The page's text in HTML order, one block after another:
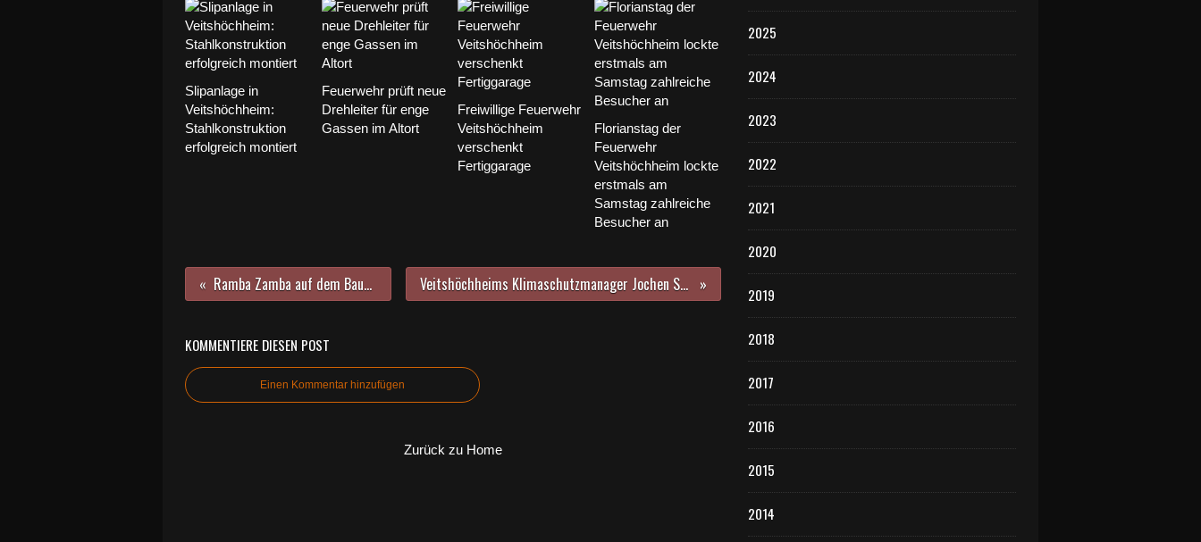
Slipanlage in
Veitshöchheim:
Stahlkonstruktion
erfolgreich montiert
Feuerwehr prüft neue
Drehleiter für enge
Gassen im Altort
Freiwillige Feuerwehr
Veitshöchheim
verschenkt
Fertiggarage
Florianstag der
Feuerwehr
Veitshöchheim lockte
erstmals am
Samstag zahlreiche
Besucher an
Ramba Zamba auf dem Bauernhof beim Frühlingsfest des Kindergartens St. Martin Veitshöchheims Klimaschutzmanager Jochen Spieß sensibiliserte Gymnasiasten für Klimaschutz, Klimafolgen und soziale Gerechtigkeit
KOMMENTIERE DIESEN POST
Einen Kommentar hinzufügen
Zurück zu Home
2025
2024
2023
2022
2021
2020
2019
2018
2017
2016
2015
2014